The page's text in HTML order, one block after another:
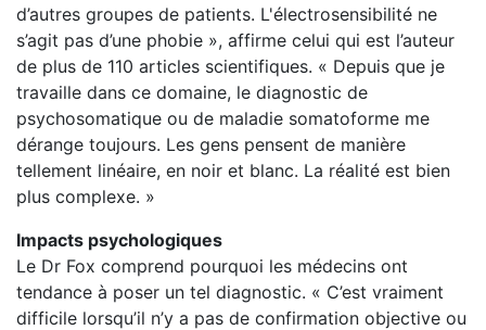
d’autres groupes de patients. L'électrosensibilité ne
s’agit pas d’une phobie », affirme celui qui est l’auteur
de plus de 110 articles scientifiques. « Depuis que je
travaille dans ce domaine, le diagnostic de
psychosomatique ou de maladie somatoforme me
dérange toujours. Les gens pensent de manière
tellement linéaire, en noir et blanc. La réalité est bien
plus complexe. »
Impacts psychologiques
Le Dr Fox comprend pourquoi les médecins ont
tendance à poser un tel diagnostic. « C’est vraiment
difficile lorsqu’il n’y a pas de confirmation objective ou